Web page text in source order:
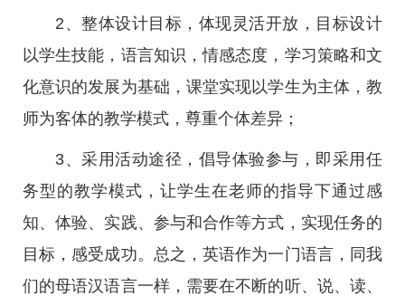
2、整体设计目标，体现灵活开放，目标设计
以学生技能，语言知识，情感态度，学习策略和文
化意识的发展为基础，课堂实现以学生为主体，教
师为客体的教学模式，尊重个体差异；
3、采用活动途径，倡导体验参与，即采用任
务型的教学模式，让学生在老师的指导下通过感
知、体验、实践、参与和合作等方式，实现任务的
目标，感受成功。总之，英语作为一门语言，同我
们的母语汉语言一样，需要在不断的听、说、读、